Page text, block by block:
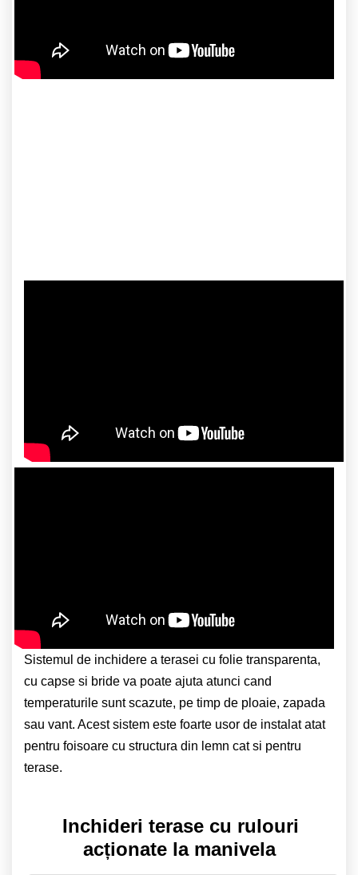
Sistemul de inchidere a terasei cu folie transparenta,
cu capse si bride va poate ajuta atunci cand
temperaturile sunt scazute, pe timp de ploaie, zapada
sau vant. Acest sistem este foarte usor de instalat atat
pentru foisoare cu structura din lemn cat si pentru
terase.
Inchideri terase cu rulouri
acționate la manivela